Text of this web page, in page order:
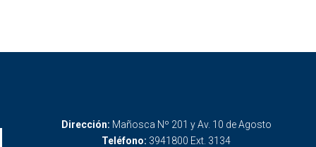
Dirección: Mañosca Nº 201 y Av. 10 de Agosto
Teléfono: 3941800 Ext. 3134